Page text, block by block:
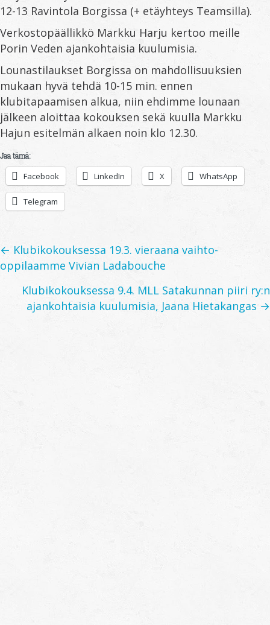
12-13 Ravintola Borgissa (+ etäyhteys Teamsilla).
Verkostopäällikkö Markku Harju kertoo meille
Porin Veden ajankohtaisia kuulumisia.
Lounastilaukset Borgissa on mahdollisuuksien
mukaan hyvä tehdä 10-15 min. ennen
klubitapaamisen alkua, niin ehdimme lounaan
jälkeen aloittaa kokouksen sekä kuulla Markku
Hajun esitelmän alkaen noin klo 12.30.
Jaa tämä:
Facebook LinkedIn X WhatsApp
Telegram
Posts
navigation
← Klubikokouksessa 19.3. vieraana vaihto-
oppilaamme Vivian Ladabouche
Klubikokouksessa 9.4. MLL Satakunnan piiri ry:n
ajankohtaisia kuulumisia, Jaana Hietakangas →